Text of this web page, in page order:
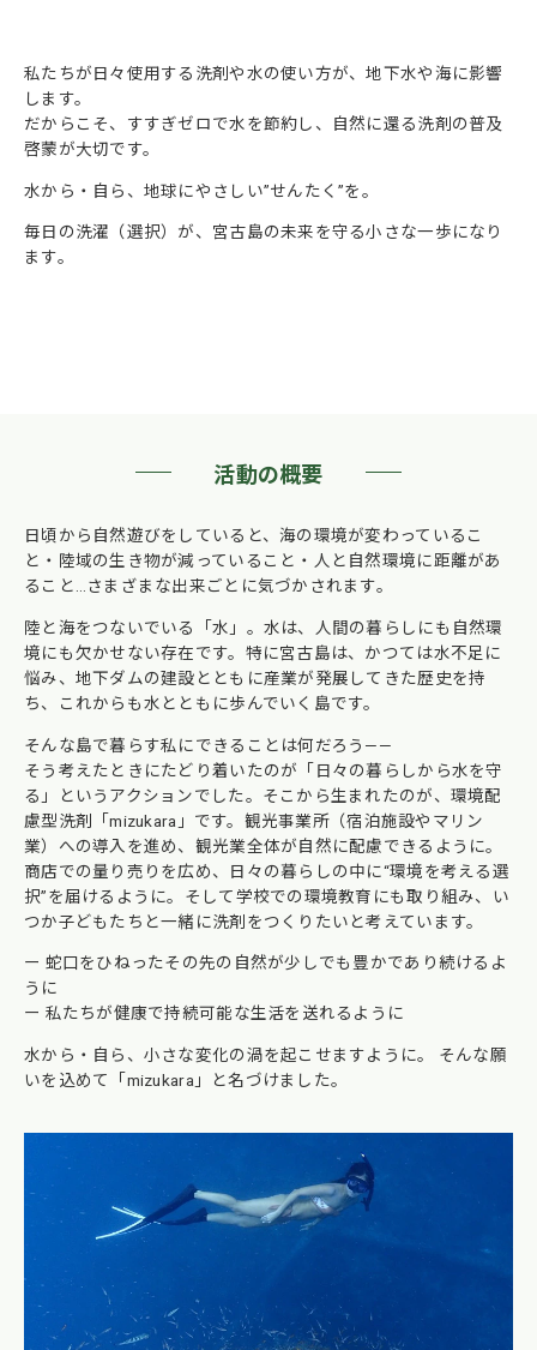
私たちが日々使用する洗剤や水の使い方が、地下水や海に影響
します。
だからこそ、すすぎゼロで水を節約し、自然に還る洗剤の普及
啓蒙が大切です。
水から・自ら、地球にやさしい”せんたく”を。
毎日の洗濯（選択）が、宮古島の未来を守る小さな一歩になり
ます。
活動の概要
日頃から自然遊びをしていると、海の環境が変わっているこ
と・陸域の生き物が減っていること・人と自然環境に距離があ
ること…さまざまな出来ごとに気づかされます。
陸と海をつないでいる「水」。水は、人間の暮らしにも自然環
境にも欠かせない存在です。特に宮古島は、かつては水不足に
悩み、地下ダムの建設とともに産業が発展してきた歴史を持
ち、これからも水とともに歩んでいく島です。
そんな島で暮らす私にできることは何だろう——
そう考えたときにたどり着いたのが「日々の暮らしから水を守
る」というアクションでした。そこから生まれたのが、環境配
慮型洗剤「mizukara」です。観光事業所（宿泊施設やマリン
業）への導入を進め、観光業全体が自然に配慮できるように。
商店での量り売りを広め、日々の暮らしの中に“環境を考える選
択”を届けるように。そして学校での環境教育にも取り組み、い
つか子どもたちと一緒に洗剤をつくりたいと考えています。
ー 蛇口をひねったその先の自然が少しでも豊かであり続けるよ
うに
ー 私たちが健康で持続可能な生活を送れるように
水から・自ら、小さな変化の渦を起こせますように。 そんな願
いを込めて「mizukara」と名づけました。